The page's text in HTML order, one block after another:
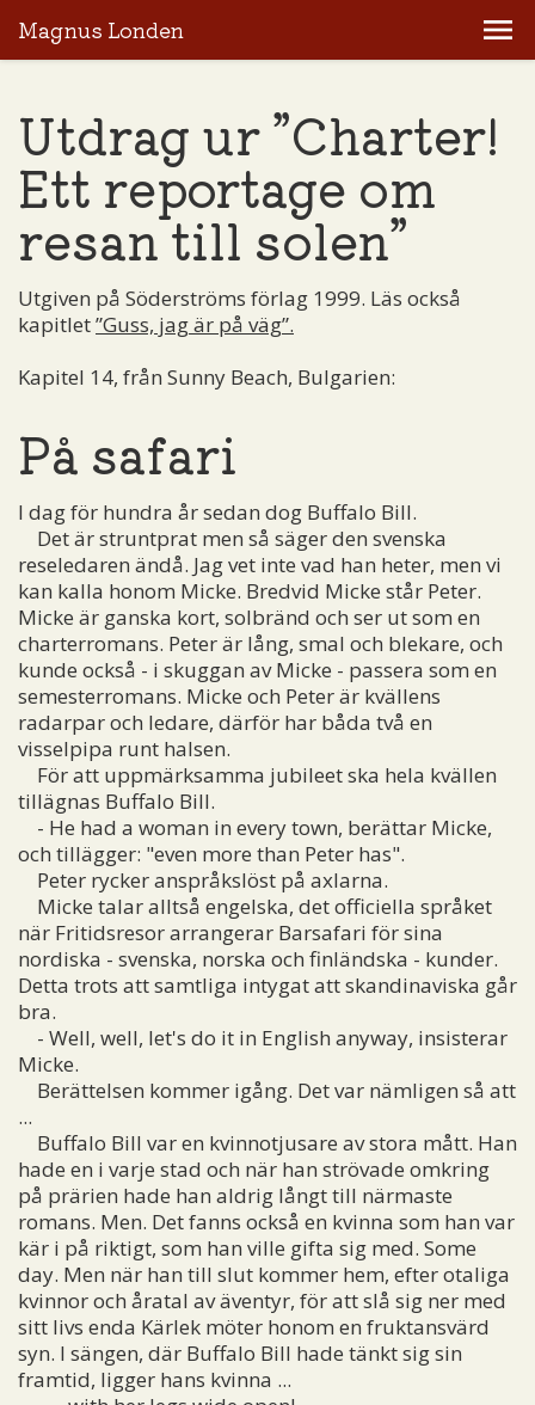
Magnus Londen
Utdrag ur ”Charter!
Ett reportage om
resan till solen”
Utgiven på Söderströms förlag 1999. Läs också
kapitlet”Guss, jag är på väg”.
Kapitel 14, från Sunny Beach, Bulgarien:
På safari
I dag för hundra år sedan dog Buffalo Bill.
Det är struntprat men så säger den svenska
reseledaren ändå. Jag vet inte vad han heter, men vi
kan kalla honom Micke. Bredvid Micke står Peter.
Micke är ganska kort, solbränd och ser ut som en
charterromans. Peter är lång, smal och blekare, och
kunde också - i skuggan av Micke - passera som en
semesterromans. Micke och Peter är kvällens
radarpar och ledare, därför har båda två en
visselpipa runt halsen.
För att uppmärksamma jubileet ska hela kvällen
tillägnas Buffalo Bill.
- He had a woman in every town, berättar Micke,
och tillägger: "even more than Peter has".
Peter rycker anspråkslöst på axlarna.
Micke talar alltså engelska, det officiella språket
när Fritidsresor arrangerar Barsafari för sina
nordiska - svenska, norska och finländska - kunder.
Detta trots att samtliga intygat att skandinaviska går
bra.
- Well, well, let's do it in English anyway, insisterar
Micke.
Berättelsen kommer igång. Det var nämligen så att
...
Buffalo Bill var en kvinnotjusare av stora mått. Han
hade en i varje stad och när han strövade omkring
på prärien hade han aldrig långt till närmaste
romans. Men. Det fanns också en kvinna som han var
kär i på riktigt, som han ville gifta sig med. Some
day. Men när han till slut kommer hem, efter otaliga
kvinnor och åratal av äventyr, för att slå sig ner med
sitt livs enda Kärlek möter honom en fruktansvärd
syn. I sängen, där Buffalo Bill hade tänkt sig sin
framtid, ligger hans kvinna ...